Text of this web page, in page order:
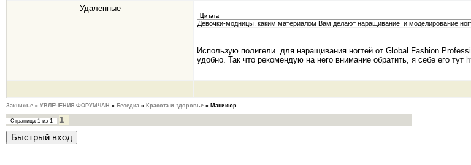
Удаленные
Цитата
Девочки-модницы, каким материалом Вам делают наращивание и моделирование
Использую полигели для наращивания ногтей от Global Fashion
удобно. Так что рекомендую на него внимание обратить, я себе его тут
Закнижье » УВЛЕЧЕНИЯ ФОРУМЧАН » Беседка » Красота и здоровье » Маникюр
Страница 1 из 1
1